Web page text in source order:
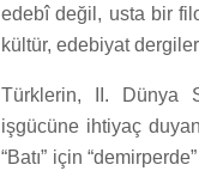
edebî değil, usta bir
kültür, edebiyat
Türklerin, II. Dünya
işgücüne ihtiyaç
“Batı” için